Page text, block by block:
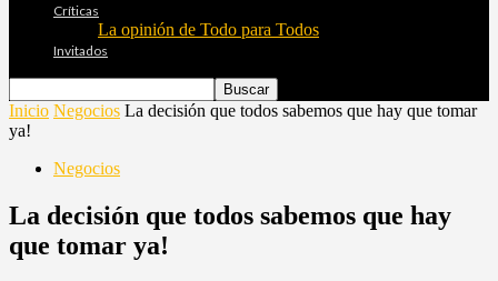
Críticas
La opinión de Todo para Todos
Invitados
Inicio Negocios La decisión que todos sabemos que hay que tomar
ya!
Negocios
La decisión que todos sabemos que hay
que tomar ya!